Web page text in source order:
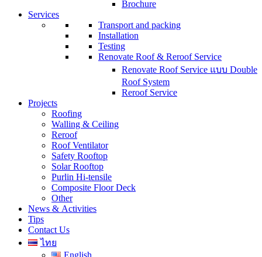
Brochure
Services
Transport and packing
Installation
Testing
Renovate Roof & Reroof Service
Renovate Roof Service แบบ Double
Roof System
Reroof Service
Projects
Roofing
Walling & Ceiling
Reroof
Roof Ventilator
Safety Rooftop
Solar Rooftop
Purlin Hi-tensile
Composite Floor Deck
Other
News & Activities
Tips
Contact Us
ไทย
English